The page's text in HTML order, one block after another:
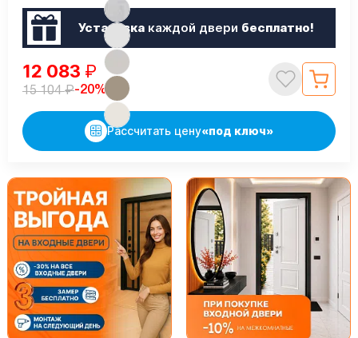
Установкакаждой двери бесплатно!
12 083 ₽
15 104₽-20%
Рассчитать цену«под ключ»